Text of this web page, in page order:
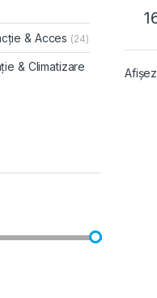
& Acces (24)
& Climatizare